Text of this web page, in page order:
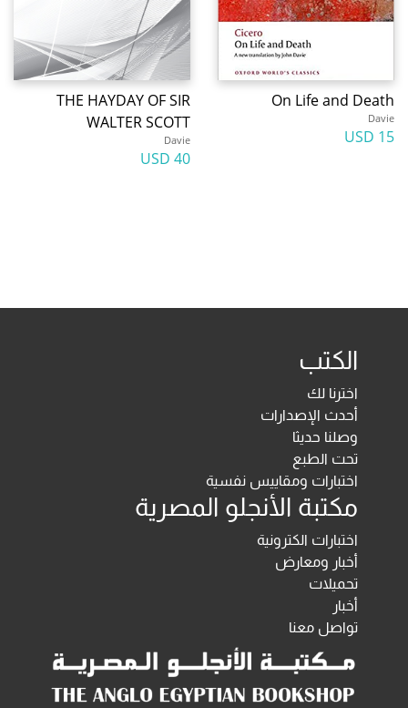
On Life and Death
Davie
15 USD
THE HAYDAY OF SIR
WALTER SCOTT
Davie
40 USD
الكتب
اخترنا لك
أحدث الإصدارات
وصلنا حديثا
تحت الطبع
اختبارات ومقاييس نفسية
مكتبة الأنجلو المصرية
اختبارات الكترونية
أخبار ومعارض
تحميلات
أخبار
تواصل معنا